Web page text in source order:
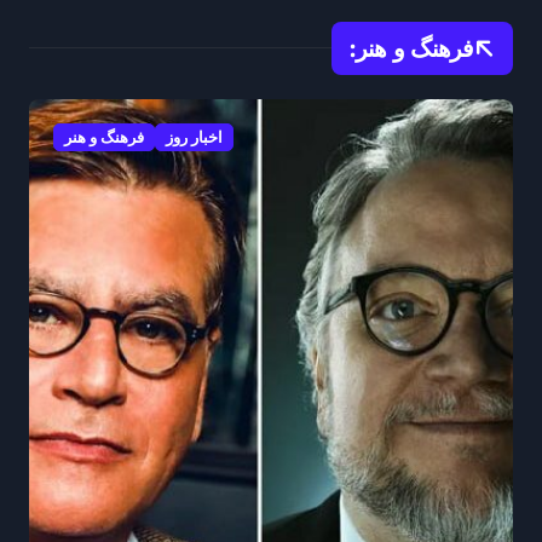
فرهنگ و هنر:
اخبار روز فرهنگ و هنر